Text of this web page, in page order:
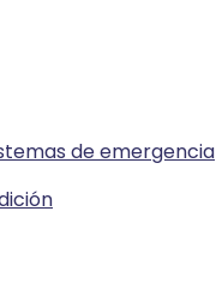
de emergencia